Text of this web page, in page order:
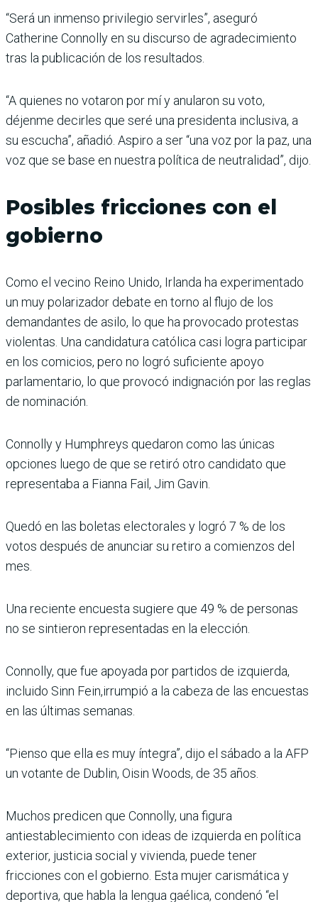
“Será un inmenso privilegio servirles”, aseguró
Catherine Connolly en su discurso de agradecimiento
tras la publicación de los resultados.
“A quienes no votaron por mí y anularon su voto,
déjenme decirles que seré una presidenta inclusiva, a
su escucha”, añadió. Aspiro a ser “una voz por la paz, una
voz que se base en nuestra política de neutralidad”, dijo.
Posibles fricciones con el
gobierno
Como el vecino Reino Unido, Irlanda ha experimentado
un muy polarizador debate en torno al flujo de los
demandantes de asilo, lo que ha provocado protestas
violentas. Una candidatura católica casi logra participar
en los comicios, pero no logró suficiente apoyo
parlamentario, lo que provocó indignación por las reglas
de nominación.
Connolly y Humphreys quedaron como las únicas
opciones luego de que se retiró otro candidato que
representaba a Fianna Fail, Jim Gavin.
Quedó en las boletas electorales y logró 7 % de los
votos después de anunciar su retiro a comienzos del
mes.
Una reciente encuesta sugiere que 49 % de personas
no se sintieron representadas en la elección.
Connolly, que fue apoyada por partidos de izquierda,
incluido Sinn Fein,irrumpió a la cabeza de las encuestas
en las últimas semanas.
“Pienso que ella es muy íntegra”, dijo el sábado a la AFP
un votante de Dublin, Oisin Woods, de 35 años.
Muchos predicen que Connolly, una figura
antiestablecimiento con ideas de izquierda en política
exterior, justicia social y vivienda, puede tener
fricciones con el gobierno. Esta mujer carismática y
deportiva, que habla la lengua gaélica, condenó “el